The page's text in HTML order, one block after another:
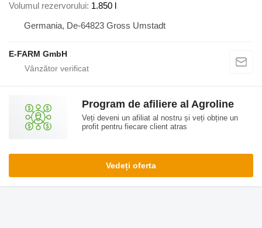
Volumul rezervorului 1.850 l
Germania, De-64823 Gross Umstadt
E-FARM GmbH
Program de afiliere al Agroline
Veți deveni un afiliat al nostru și veți obține un
profit pentru fiecare client atras
Vedeți oferta